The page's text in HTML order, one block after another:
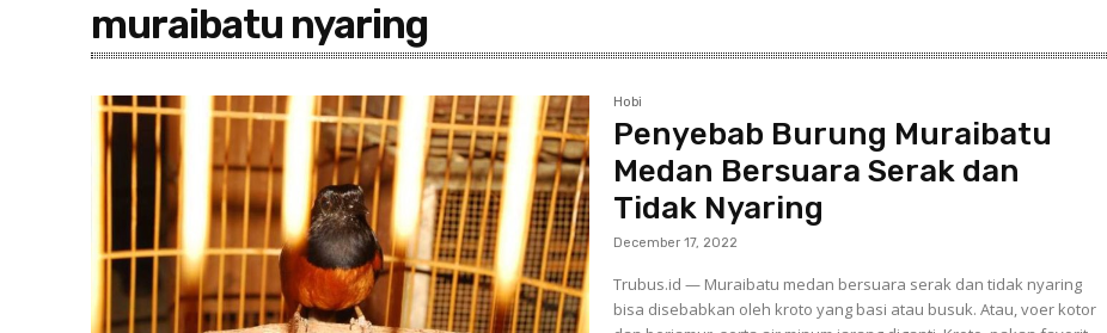
muraibatu nyaring
Hobi
Penyebab Burung Muraibatu
Medan Bersuara Serak dan
Tidak Nyaring
December 17, 2022
Trubus.id — Muraibatu medan bersuara serak dan tidak nyaring
bisa disebabkan oleh kroto yang basi atau busuk. Atau, voer kotor